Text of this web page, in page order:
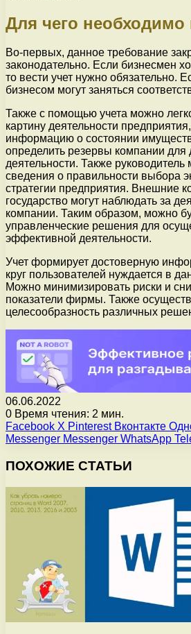
Для чего необходимо
Во-первых, данное требование
законодательно. Если бизнесмен
то вести учет нужно обязательно.
бизнесом могут заняться
Также с помощью учета можно
картину деятельности
информацию о состоянии
определить резервы компании
деятельности. Также руководитель
сведения о правильности выбора
стратегии предприятия. Внешние
государство могут наблюдать за
компании. Таким образом, можно
управленческие решения для
эффективной деятельности.
Учет формирует достоверную
круг пользователей нуждается в
Можно минимизировать риски и
показатели фирмы. Также
целесообразность различных
06.06.2022
0 Время чтения: 2 мин.
Facebook X Pinterest Вконтакте
Messenger Messenger WhatsApp
ПОХОЖИЕ СТАТЬИ